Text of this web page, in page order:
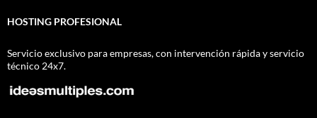
HOSTING PROFESIONAL
Servicio exclusivo para empresas, con intervención rápida y servicio
técnico 24x7.